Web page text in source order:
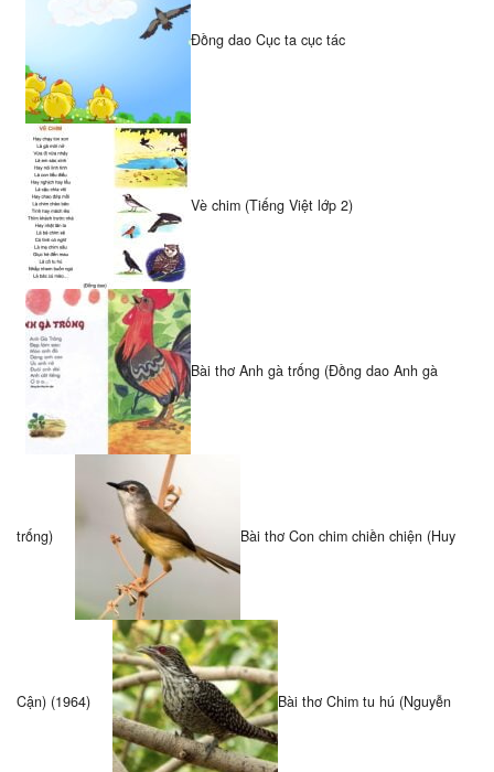
Đồng dao Cục ta cục tác
Vè chim (Tiếng Việt lớp 2)
Bài thơ Anh gà trống (Đồng dao Anh gà
trống) Bài thơ Con chim chiền chiện (Huy
Cận) (1964) Bài thơ Chim tu hú (Nguyễn